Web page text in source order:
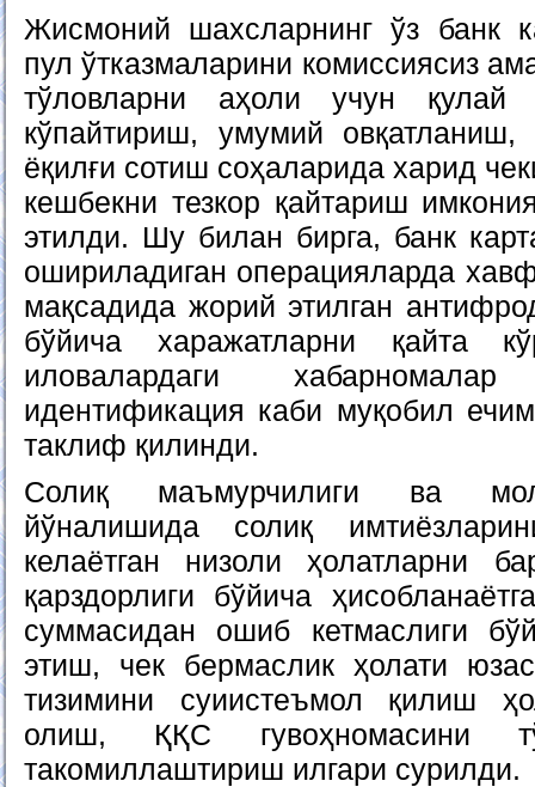
Жисмоний шахсларнинг ўз банк
пул ўтказмаларини комиссиясиз
тўловларни аҳоли учун қулай
кўпайтириш, умумий овқатланиш,
ёқилғи сотиш соҳаларида харид
кешбекни тезкор қайтариш
этилди. Шу билан бирга, банк
ошириладиган операцияларда
мақсадида жорий этилган
бўйича харажатларни қайта
иловалардаги
идентификация каби муқобил
таклиф қилинди.
Солиқ маъмурчилиги ва
йўналишида солиқ
келаётган низоли ҳолатларни
қарздорлиги бўйича
суммасидан ошиб кетмаслиги
этиш, чек бермаслик ҳолати
тизимини суиистеъмол қилиш
олиш, ҚҚС гувоҳномасини
такомиллаштириш илгари сурилди.